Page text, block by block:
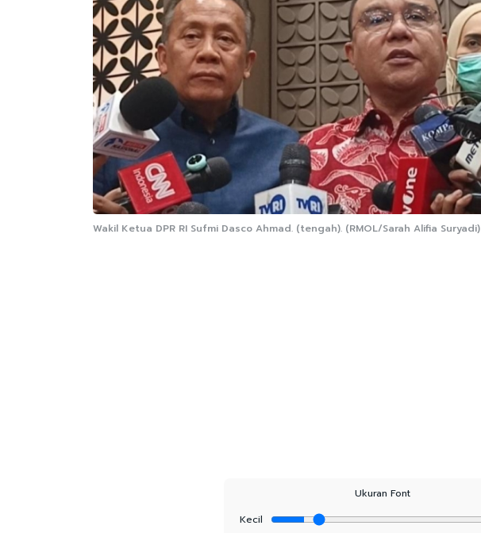
Wakil Ketua DPR RI Sufmi Dasco Ahmad. (tengah). (RMOL/Sarah Alifia Suryadi)
Ukuran Font
Kecil